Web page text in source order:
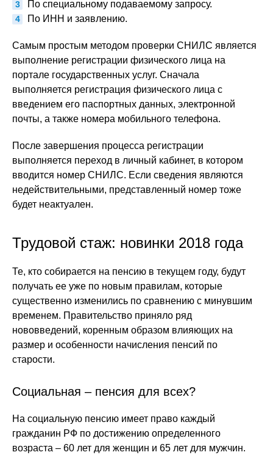
По специальному подаваемому запросу.
По ИНН и заявлению.
Самым простым методом проверки СНИЛС является
выполнение регистрации физического лица на
портале государственных услуг. Сначала
выполняется регистрация физического лица с
введением его паспортных данных, электронной
почты, а также номера мобильного телефона.
После завершения процесса регистрации
выполняется переход в личный кабинет, в котором
вводится номер СНИЛС. Если сведения являются
недействительными, представленный номер тоже
будет неактуален.
Трудовой стаж: новинки 2018 года
Те, кто собирается на пенсию в текущем году, будут
получать ее уже по новым правилам, которые
существенно изменились по сравнению с минувшим
временем. Правительство приняло ряд
нововведений, коренным образом влияющих на
размер и особенности начисления пенсий по
старости.
Социальная – пенсия для всех?
На социальную пенсию имеет право каждый
гражданин РФ по достижению определенного
возраста – 60 лет для женщин и 65 лет для мужчин.